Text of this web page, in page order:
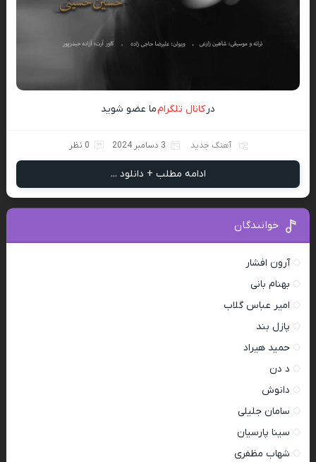
درکانال تلگرامما عضو شوید
آهنگ جدید 3 دسامبر 2024 0 نظر
ادامه مطلب + دانلود ...
خوانندگان
آرون افشار
بهنام بانی
امیر عباس گلاب
پازل بند
حمید هیراد
د دن
دانوش
سامان جلیلی
سینا پارسیان
شهاب مظفری